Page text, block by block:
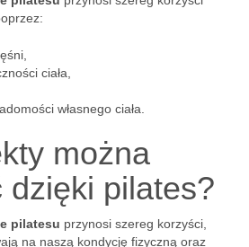
ciała,
własnego ciała.
można
dzięki pilates?
pilatesu przynosi szereg korzyści,
na naszą kondycję fizyczną oraz